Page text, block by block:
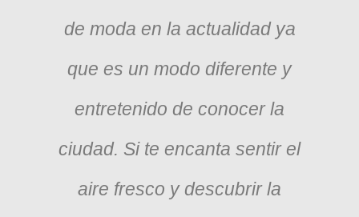
de moda en la actualidad ya
que es un modo diferente y
entretenido de conocer la
ciudad. Si te encanta sentir el
aire fresco y descubrir la